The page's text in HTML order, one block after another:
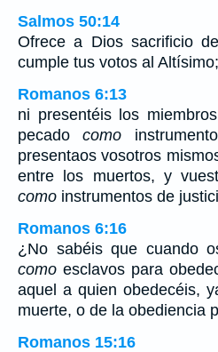
Salmos 50:14
Ofrece a Dios sacrificio
cumple tus votos al Altísimo;
Romanos 6:13
ni presentéis los
pecadocomo
presentaos vosotros
entre los muertos, y
como instrumentos de
Romanos 6:16
¿No sabéis que cuando
como esclavos para
aquel a quien obedecéis,
muerte, o de la obediencia
Romanos 15:16